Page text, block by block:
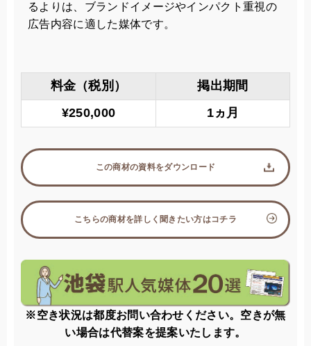
るよりは、ブランドイメージやインパクト重視の
広告内容に適した媒体です。
料金（税別）
掲出期間
¥250,000
1ヵ月
この商材の資料をダウンロード
こちらの商材を詳しく聞きたい方はコチラ
※空き状況は都度お問い合わせください。空きが無
い場合は代替案を提案いたします。